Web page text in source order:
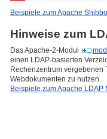
Beispiele zum Apache
Hinweise zum
Das Apache-2-Modul
einen LDAP-basierten
Rechenzentrum vergebenen
Webdokumenten zu nutzen.
Beispiele zum Apache LDAP